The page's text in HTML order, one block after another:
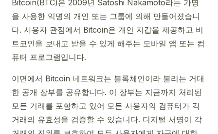
Bitcoin(BTC)은 2009년 Satoshi Nakamoto라는 가명
을 사용한 익명의 개인 또는 그룹에 의해 만들어졌습니
다. 사용자 관점에서 Bitcoin은 개인 지갑을 제공하고 비
트코인을 보내고 받을 수 있게 해주는 모바일 앱 또는 컴
퓨터 프로그램입니다.
이면에서 Bitcoin 네트워크는 블록체인이라 불리는 거대
한 공개 장부를 공유합니다. 이 장부는 지금까지 처리된
모든 거래를 포함하고 있어 모든 사용자의 컴퓨터가 각
거래의 유효성을 검증할 수 있습니다. 디지털 서명이 각